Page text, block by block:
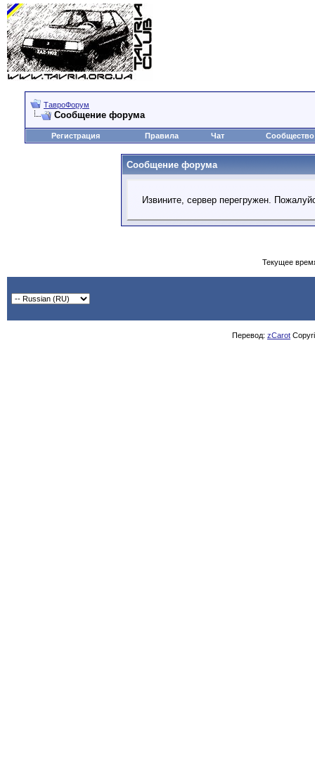
ТавроФорум
Сообщение форума
Регистрация Правила Чат Сообщество
Сообщение форума
Извините, сервер перегружен.
Текущее
Перевод: zCarot